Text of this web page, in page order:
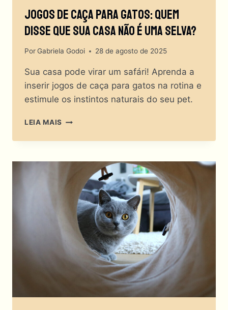
Jogos De Caça Para Gatos: Quem
Disse Que Sua Casa Não É Uma Selva?
PorGabriela Godoi 28 de agosto de 2025
Sua casa pode virar um safári! Aprenda a
inserir jogos de caça para gatos na rotina e
estimule os instintos naturais do seu pet.
LEIA MAIS JOGOS
CAÇA
GATOS:
SUA
CASA
NÃO
UMA
SELVA?